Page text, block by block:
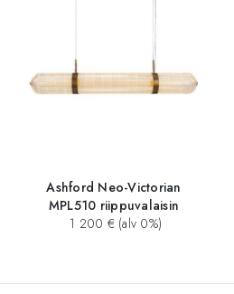
Ashford Neo-Victorian
MPL510 riippuvalaisin
1 200 € (alv 0%)